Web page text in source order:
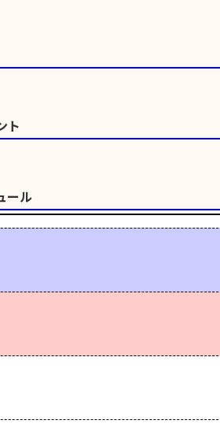
ト
ール